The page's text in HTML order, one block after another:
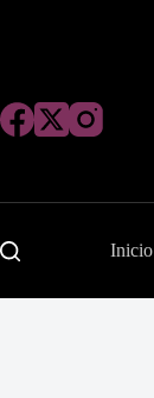
Inicio